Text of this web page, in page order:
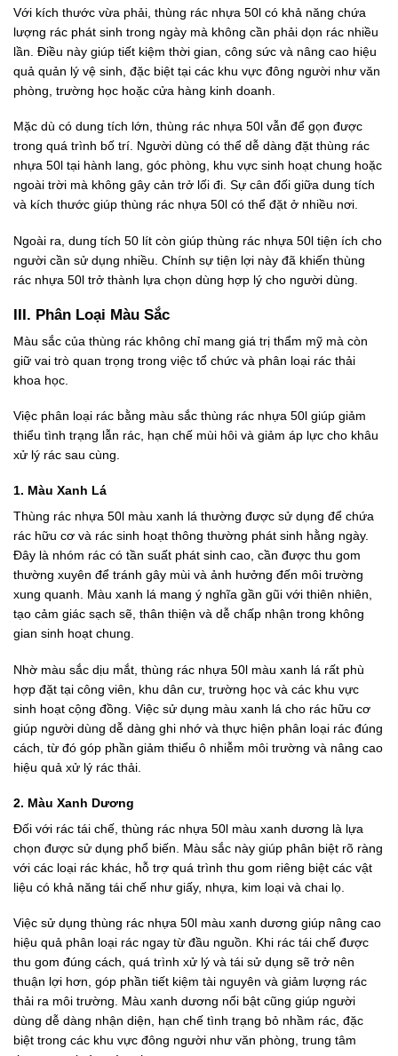
Với kích thước vừa phải, thùng rác nhựa 50l có khả năng chứa
lượng rác phát sinh trong ngày mà không cần phải dọn rác nhiều
lần. Điều này giúp tiết kiệm thời gian, công sức và nâng cao hiệu
quả quản lý vệ sinh, đặc biệt tại các khu vực đông người như văn
phòng, trường học hoặc cửa hàng kinh doanh.
Mặc dù có dung tích lớn, thùng rác nhựa 50l vẫn để gọn được
trong quá trình bố trí. Người dùng có thể dễ dàng đặt thùng rác
nhựa 50l tại hành lang, góc phòng, khu vực sinh hoạt chung hoặc
ngoài trời mà không gây cản trở lối đi. Sự cân đối giữa dung tích
và kích thước giúp thùng rác nhựa 50l có thể đặt ở nhiều nơi.
Ngoài ra, dung tích 50 lít còn giúp thùng rác nhựa 50l tiện ích cho
người cần sử dụng nhiều. Chính sự tiện lợi này đã khiến thùng
rác nhựa 50l trở thành lựa chọn dùng hợp lý cho người dùng.
III. Phân Loại Màu Sắc
Màu sắc của thùng rác không chỉ mang giá trị thẩm mỹ mà còn
giữ vai trò quan trọng trong việc tổ chức và phân loại rác thải
khoa học.
Việc phân loại rác bằng màu sắc thùng rác nhựa 50l giúp giảm
thiểu tình trạng lẫn rác, hạn chế mùi hôi và giảm áp lực cho khâu
xử lý rác sau cùng.
1. Màu Xanh Lá
Thùng rác nhựa 50l màu xanh lá thường được sử dụng để chứa
rác hữu cơ và rác sinh hoạt thông thường phát sinh hằng ngày.
Đây là nhóm rác có tần suất phát sinh cao, cần được thu gom
thường xuyên để tránh gây mùi và ảnh hưởng đến môi trường
xung quanh. Màu xanh lá mang ý nghĩa gần gũi với thiên nhiên,
tạo cảm giác sạch sẽ, thân thiện và dễ chấp nhận trong không
gian sinh hoạt chung.
Nhờ màu sắc dịu mắt, thùng rác nhựa 50l màu xanh lá rất phù
hợp đặt tại công viên, khu dân cư, trường học và các khu vực
sinh hoạt cộng đồng. Việc sử dụng màu xanh lá cho rác hữu cơ
giúp người dùng dễ dàng ghi nhớ và thực hiện phân loại rác đúng
cách, từ đó góp phần giảm thiểu ô nhiễm môi trường và nâng cao
hiệu quả xử lý rác thải.
2. Màu Xanh Dương
Đối với rác tái chế, thùng rác nhựa 50l màu xanh dương là lựa
chọn được sử dụng phổ biến. Màu sắc này giúp phân biệt rõ ràng
với các loại rác khác, hỗ trợ quá trình thu gom riêng biệt các vật
liệu có khả năng tái chế như giấy, nhựa, kim loại và chai lọ.
Việc sử dụng thùng rác nhựa 50l màu xanh dương giúp nâng cao
hiệu quả phân loại rác ngay từ đầu nguồn. Khi rác tái chế được
thu gom đúng cách, quá trình xử lý và tái sử dụng sẽ trở nên
thuận lợi hơn, góp phần tiết kiệm tài nguyên và giảm lượng rác
thải ra môi trường. Màu xanh dương nổi bật cũng giúp người
dùng dễ dàng nhận diện, hạn chế tình trạng bỏ nhầm rác, đặc
biệt trong các khu vực đông người như văn phòng, trung tâm